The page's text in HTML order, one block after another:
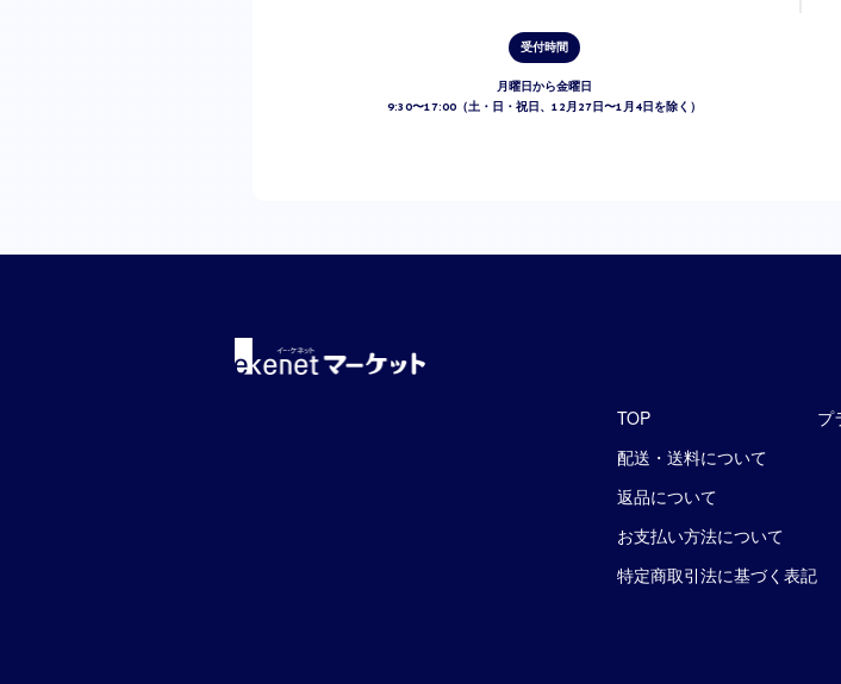
受付時間
月曜日から金曜日
9:30〜17:00（土・日・祝日、12月27日〜1月4日を除く）
TOP
配送・送料について
返品について
お支払い方法について
特定商取引法に基づく表記
プ